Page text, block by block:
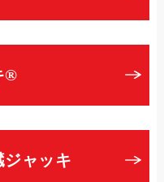
®
ジャッキ